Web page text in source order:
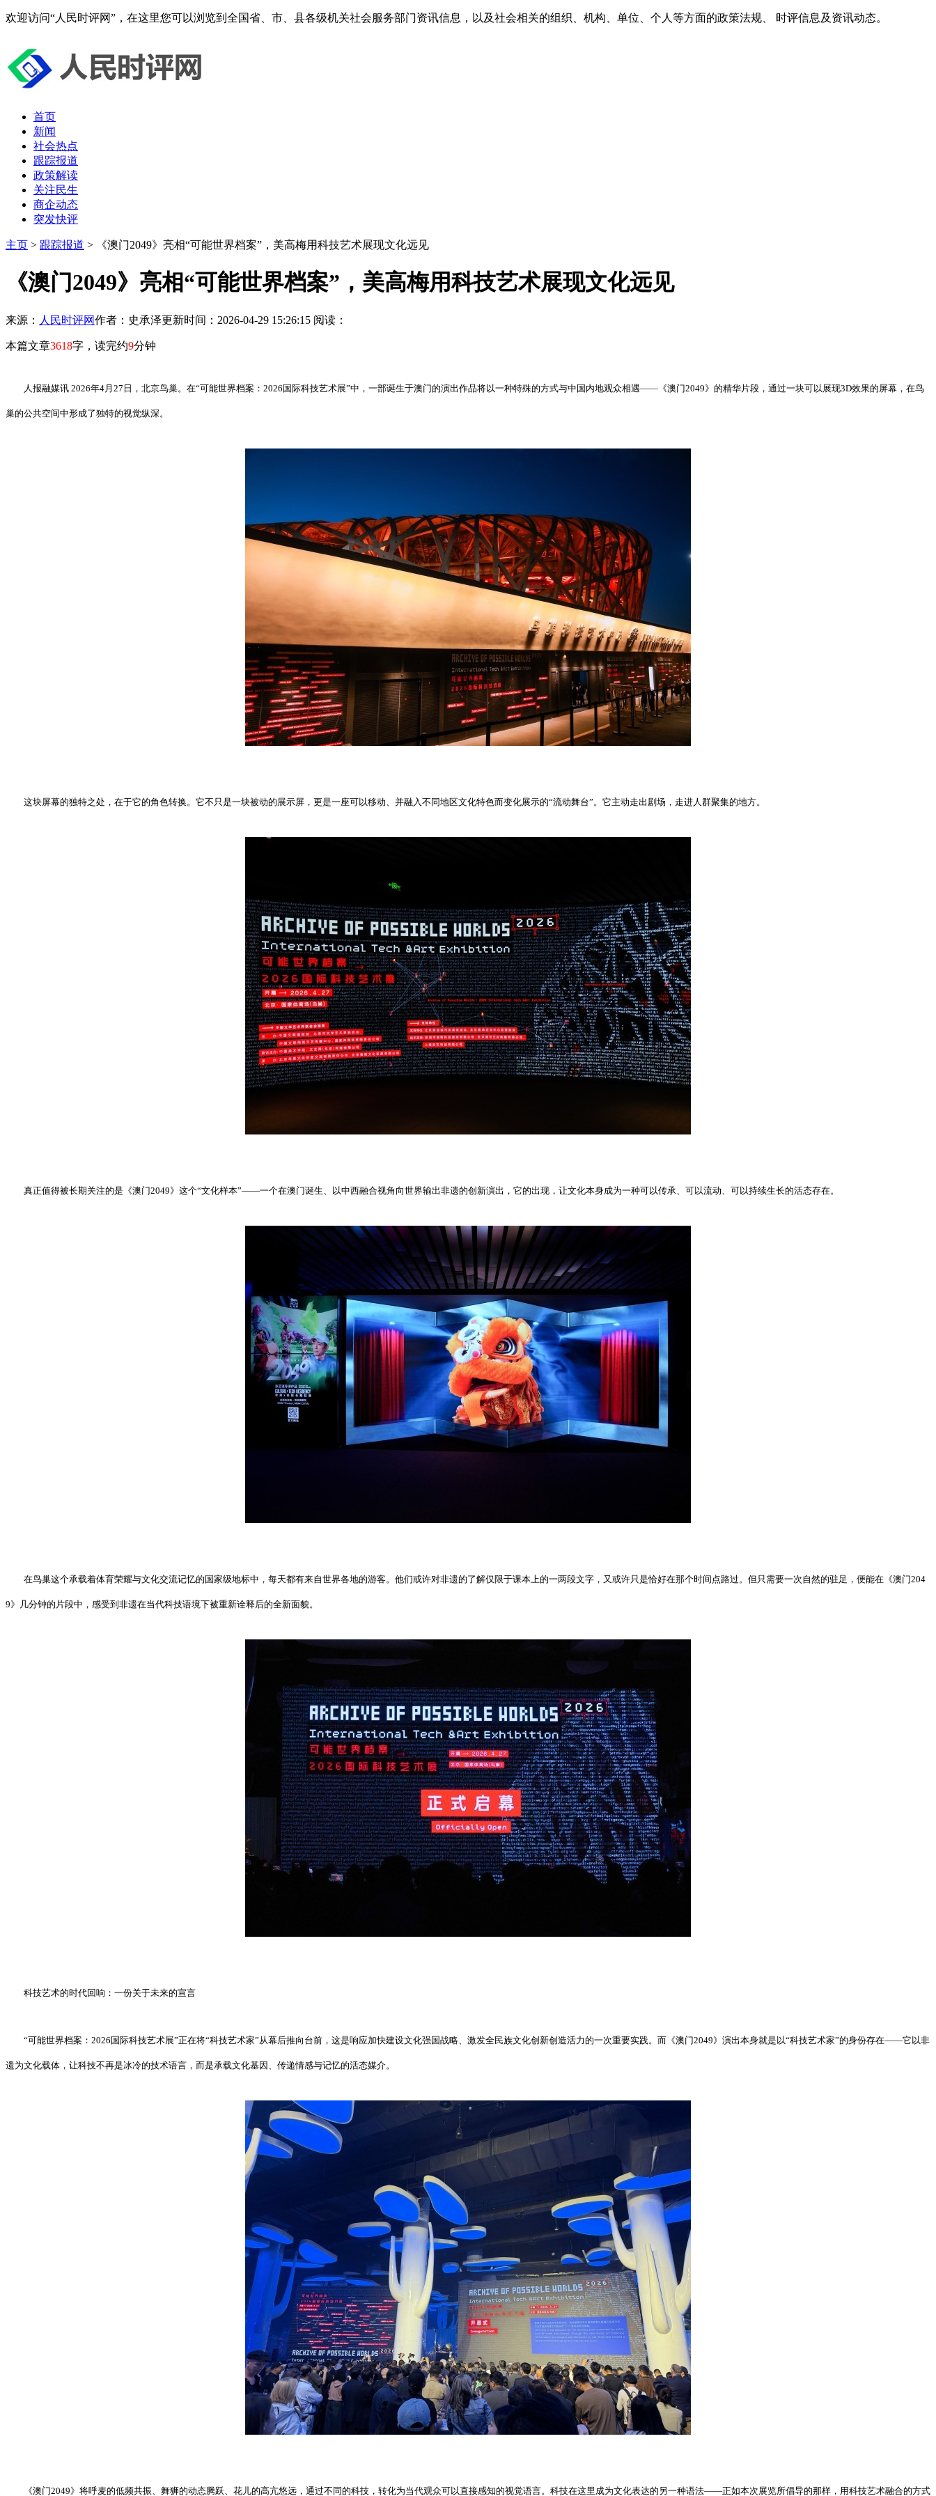
欢迎访问“人民时评网”，在这里您可以浏览到全国省、市、县各级机关社会服务部门资讯信息，以及社会相关的组织、机构、单位、个人等方面的政策法规、 时评信息及资讯动态。
首页
新闻
社会热点
跟踪报道
政策解读
关注民生
商企动态
突发快评
主页 > 跟踪报道 > 《澳门2049》亮相“可能世界档案”，美高梅用科技艺术展现文化远见
《澳门2049》亮相“可能世界档案”，美高梅用科技艺术展现文化远见
来源： 人民时评网作者：史承泽更新时间：2026-04-29 15:26:15 阅读：
本篇文章3618字，读完约9分钟
人报融媒讯 2026年4月27日，北京鸟巢。在“可能世界档案：2026国际科技艺术展”中，一部诞生于澳门的演出作品将以一种特殊的方式与中国内地观众相遇——《澳门2049》的精华片段，通过一块可以展现3D效果的屏幕，在鸟
巢的公共空间中形成了独特的视觉纵深。
这块屏幕的独特之处，在于它的角色转换。它不只是一块被动的展示屏，更是一座可以移动、并融入不同地区文化特色而变化展示的“流动舞台”。它主动走出剧场，走进人群聚集的地方。
真正值得被长期关注的是《澳门2049》这个“文化样本”——一个在澳门诞生、以中西融合视角向世界输出非遗的创新演出，它的出现，让文化本身成为一种可以传承、可以流动、可以持续生长的活态存在。
在鸟巢这个承载着体育荣耀与文化交流记忆的国家级地标中，每天都有来自世界各地的游客。他们或许对非遗的了解仅限于课本上的一两段文字，又或许只是恰好在那个时间点路过。但只需要一次自然的驻足，便能在《澳门204
9》几分钟的片段中，感受到非遗在当代科技语境下被重新诠释后的全新面貌。
科技艺术的时代回响：一份关于未来的宣言
“可能世界档案：2026国际科技艺术展”正在将“科技艺术家”从幕后推向台前，这是响应加快建设文化强国战略、激发全民族文化创新创造活力的一次重要实践。而《澳门2049》演出本身就是以“科技艺术家”的身份存在——它以非
遗为文化载体，让科技不再是冰冷的技术语言，而是承载文化基因、传递情感与记忆的活态媒介。
《澳门2049》将呼麦的低频共振、舞狮的动态腾跃、花儿的高亢悠远，通过不同的科技，转化为当代观众可以直接感知的视觉语言。科技在这里成为文化表达的另一种语法——正如本次展览所倡导的那样，用科技艺术融合的方式